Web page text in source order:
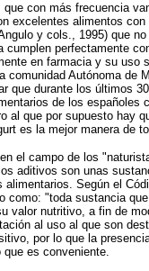
con más frecuencia
excelentes alimentos
y cols., 1995) que
cumplen perfectamente
en farmacia y su uso
comunidad Autónoma de
que durante los últimos
de los españoles
al que por supuesto hay
es la mejor manera de
el campo de los
aditivos son unas
Según el
como: "toda sustancia
valor nutritivo, a fin de
al uso al que son
por lo que la
es conveniente.